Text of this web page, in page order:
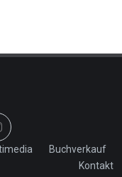
Buchverkauf
Kontakt